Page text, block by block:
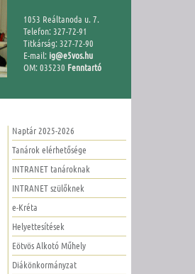
1053 Reáltanoda u. 7.
Telefon: 327-72-91
Titkárság: 327-72-90
E-mail: ig@e5vos.hu
OM: 035230 Fenntartó
Naptár 2025-2026
Tanárok elérhetősége
INTRANET tanároknak
INTRANET szülőknek
e-Kréta
Helyettesítések
Eötvös Alkotó Műhely
Diákönkormányzat